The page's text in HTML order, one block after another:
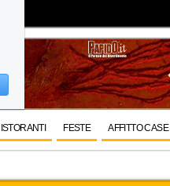
FESTE AFFITTO CASE